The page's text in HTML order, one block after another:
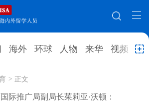
海外 环球 人物 来华 视频 教
网站地图
原创
人物 来华 视频
> 正文
际推广局副局长茱莉亚·沃顿：